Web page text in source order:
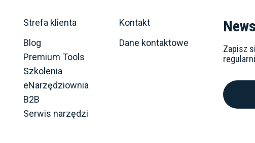
Strefa klienta
Blog
Premium Tools
Szkolenia
eNarzędziownia
B2B
Serwis narzędzi
Kontakt
Dane kontaktowe
Zapisz